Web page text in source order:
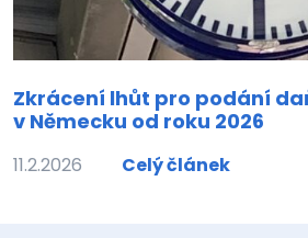
Zkrácení lhůt pro podání
v Německu od roku 2026
11.2.2026 Celý článek